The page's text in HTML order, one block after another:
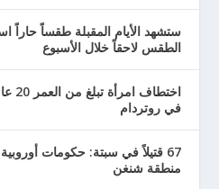
ستشهد الأيام المقبلة طقساً حاراً
الطقس لاحقاً خلال الأسبوع
في روتردام
67 قتيلاً في سبتة: حكومات
منطقة شنغن